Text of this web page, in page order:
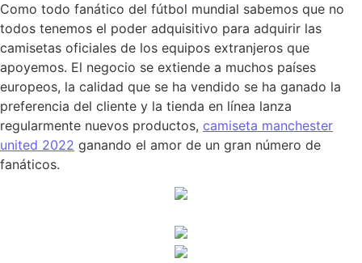
Como todo fanático del fútbol mundial sabemos que no
todos tenemos el poder adquisitivo para adquirir las
camisetas oficiales de los equipos extranjeros que
apoyemos. El negocio se extiende a muchos países
europeos, la calidad que se ha vendido se ha ganado la
preferencia del cliente y la tienda en línea lanza
regularmente nuevos productos, camiseta manchester
united 2022 ganando el amor de un gran número de
fanáticos.